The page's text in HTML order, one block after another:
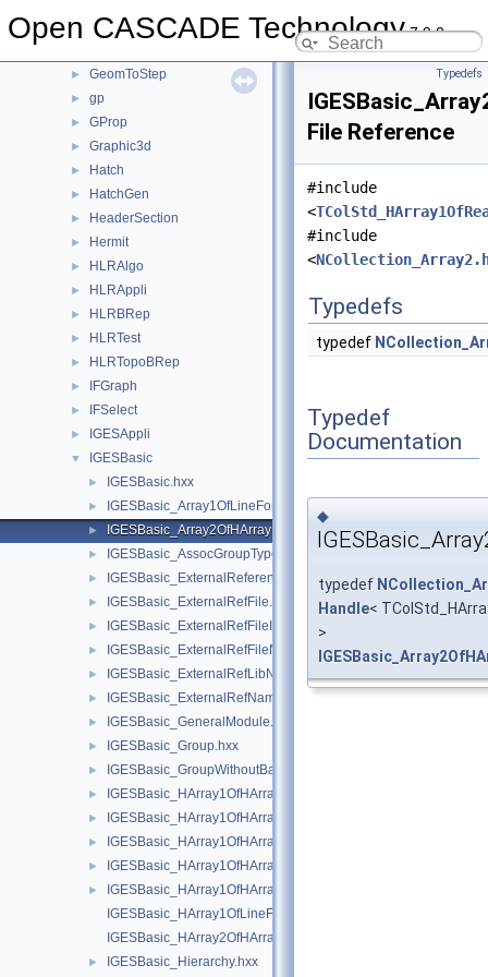
Open CASCADE Technology7.9.0
► GeomToIGES
► GeomToStep
► gp
► GProp
► Graphic3d
► Hatch
► HatchGen
► HeaderSection
► Hermit
► HLRAlgo
► HLRAppli
► HLRBRep
► HLRTest
► HLRTopoBRep
► IFGraph
► IFSelect
► IGESAppli
▼ IGESBasic
► IGESBasic.hxx
► IGESBasic_Array1OfLineFontEntity.hxx
► IGESBasic_Array2OfHArray1OfReal.hxx
► IGESBasic_AssocGroupType.hxx
► IGESBasic_ExternalReferenceFile.hxx
► IGESBasic_ExternalRefFile.hxx
► IGESBasic_ExternalRefFileIndex.hxx
► IGESBasic_ExternalRefFileName.hxx
► IGESBasic_ExternalRefLibName.hxx
► IGESBasic_ExternalRefName.hxx
► IGESBasic_GeneralModule.hxx
► IGESBasic_Group.hxx
► IGESBasic_GroupWithoutBackP.hxx
► IGESBasic_HArray1OfHArray1OfIGESEntity.hxx
► IGESBasic_HArray1OfHArray1OfInteger.hxx
► IGESBasic_HArray1OfHArray1OfReal.hxx
► IGESBasic_HArray1OfHArray1OfXY.hxx
►
IGESBasic_HArray1OfHArray1OfXYZ.hxx
IGESBasic_HArray1OfLineFontEntity.hxx
IGESBasic_HArray2OfHArray1OfReal.hxx
► IGESBasic_Hierarchy.hxx
Typedefs
File Reference
#include
<
#include
<
Typedefs
typedef
Typedef
Documentation
◆
typedef
Handle<
>